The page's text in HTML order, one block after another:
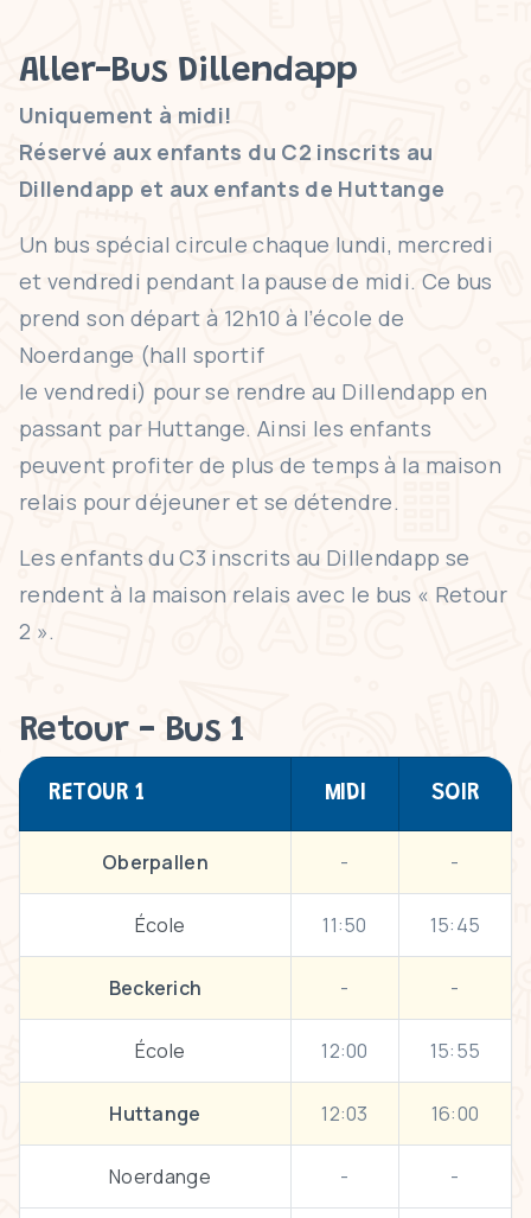
Aller-Bus Dillendapp
Uniquement à midi!
Réservé aux enfants du C2 inscrits au
Dillendapp et aux enfants de Huttange
Un bus spécial circule chaque lundi, mercredi
et vendredi pendant la pause de midi. Ce bus
prend son départ à 12h10 à l’école de
Noerdange (hall sportif
le vendredi) pour se rendre au Dillendapp en
passant par Huttange. Ainsi les enfants
peuvent profiter de plus de temps à la maison
relais pour déjeuner et se détendre.
Les enfants du C3 inscrits au Dillendapp se
rendent à la maison relais avec le bus « Retour
2 ».
Retour - Bus 1
RETOUR 1 MIDI SOIR
Oberpallen - -
École 11:50 15:45
Beckerich - -
École 12:00 15:55
Huttange 12:03 16:00
Noerdange - -